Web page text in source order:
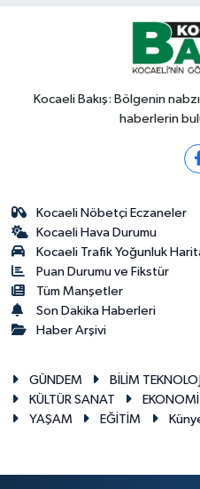
Kocaeli Bakış: Bölgenin
haberlerin
Kocaeli Nöbetçi Eczaneler
Kocaeli Hava Durumu
Kocaeli Trafik Yoğunluk
Puan Durumu ve Fikstür
Tüm Manşetler
Son Dakika Haberleri
Haber Arşivi
GÜNDEM BİLİM
KÜLTÜR SANAT
EKONOMİ
YAŞAM
EĞİTİM